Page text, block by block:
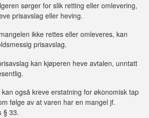
sørger for slik retting eller omlevering,
prisavslag eller heving.
ikke rettes eller omleveres, kan
prisavslag.
kan kjøperen heve avtalen, unntatt
kan også kreve erstatning for økonomisk tap
følge av at varen har en mangel jf.
§ 33.